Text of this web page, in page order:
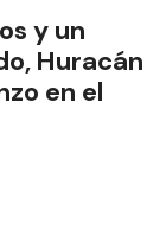
y un
Huracán
en el